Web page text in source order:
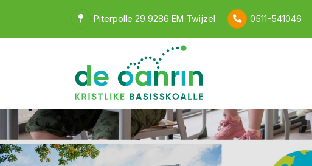
Piterpolle 29 9286 EM Twijzel 0511-541046